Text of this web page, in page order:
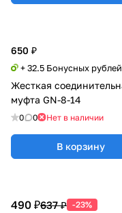
650 ₽
+ 32.5 Бонусных рублей
Жесткая
муфта GN-8-14
0 0 Нет в наличии
В корзину
490 ₽637 ₽ -23%